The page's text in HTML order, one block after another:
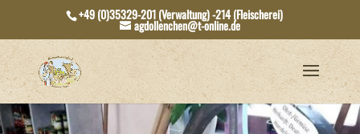
+49 (0)35329-201 (Verwaltung) -214 (Fleischerei)
agdollenchen@t-online.de